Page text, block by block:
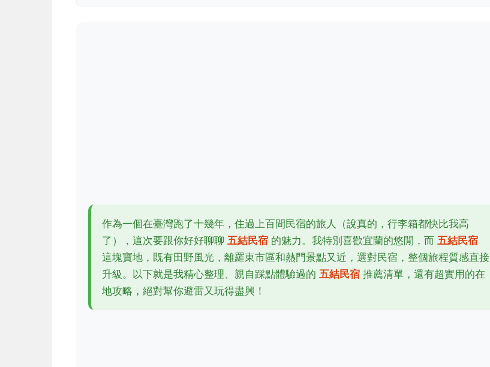
作為一個在臺灣跑了十幾年，住過上百間民宿的旅人（說真的，行李箱都快比我高
了），這次要跟你好好聊聊 五結民宿 的魅力。我特別喜歡宜蘭的悠閒，而 五結民宿
這塊寶地，既有田野風光，離羅東市區和熱門景點又近，選對民宿，整個旅程質感直接
升級。以下就是我精心整理、親自踩點體驗過的 五結民宿 推薦清單，還有超實用的在
地攻略，絕對幫你避雷又玩得盡興！